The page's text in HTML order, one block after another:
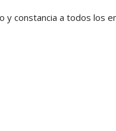
constancia a todos los